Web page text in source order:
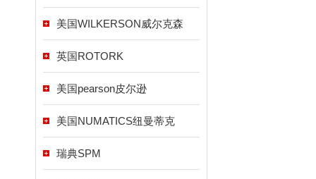
美国WILKERSON威尔克森
英国ROTORK
美国pearson皮尔逊
美国NUMATICS纽曼蒂克
瑞典SPM